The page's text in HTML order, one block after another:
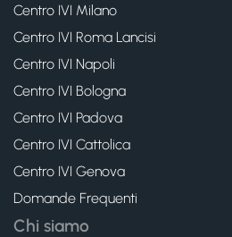
Centro IVI Milano
Centro IVI Roma Lancisi
Centro IVI Napoli
Centro IVI Bologna
Centro IVI Padova
Centro IVI Cattolica
Centro IVI Genova
Domande Frequenti
Chi siamo